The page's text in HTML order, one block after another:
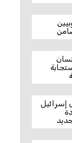
إسرائيل